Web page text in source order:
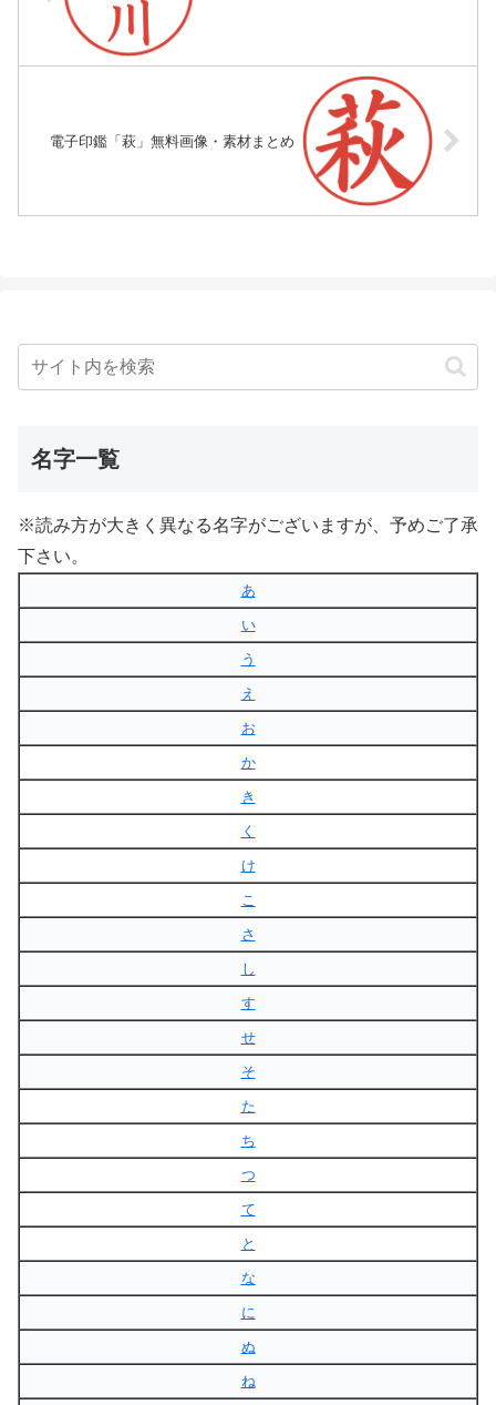
電子印鑑「萩」無料画像・素材まとめ
名字一覧
※読み方が大きく異なる名字がございますが、予めご了承
下さい。
あ
い
う
え
お
か
き
く
け
こ
さ
し
す
せ
そ
た
ち
つ
て
と
な
に
ぬ
ね